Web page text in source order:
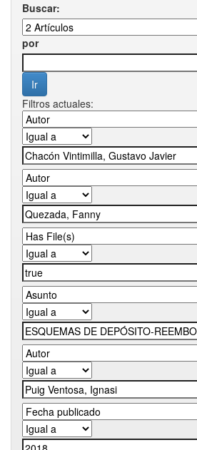
Buscar:
por
Filtros actuales: